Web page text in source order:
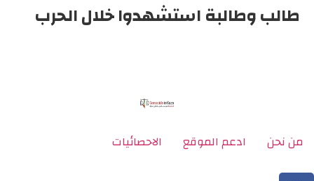
طالب وطالبة استشهدوا خلال الحرب
من نحن ادعم الموقع الاحصائيات